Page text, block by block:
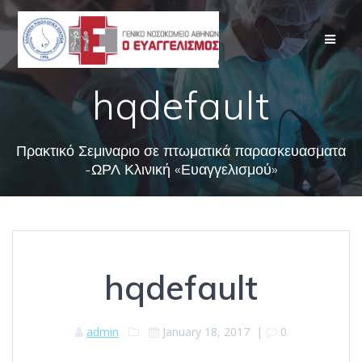
Skip
content
hqdefault
Πρακτικό Σεμιναριο σε πτωματικά παρασκευασματα
-ΩΡΛ Κλινική «Ευαγγελισμού»
hqdefault
admin January 18, 2017 | 0